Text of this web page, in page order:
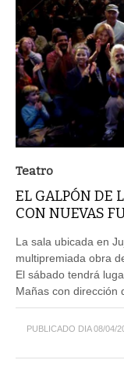
Teatro
EL GALPÓN DE
CON NUEVAS
La sala ubicada en
multipremiada obra
El sábado tendrá
Mañas con dirección
PUBLICADO DIA 08/04/